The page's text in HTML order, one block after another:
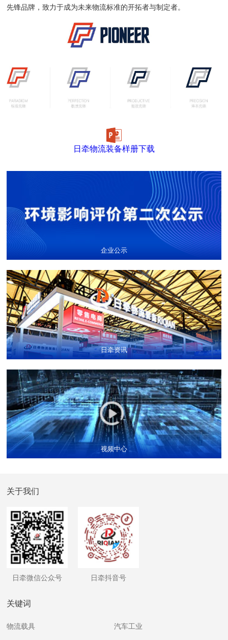
先锋品牌，致力于成为未来物流标准的开拓者与制定者。
日牵物流装备样册下载
企业公示
日牵资讯
视频中心
关于我们
日牵微信公众号 日牵抖音号
关键词
物流载具 汽车工业